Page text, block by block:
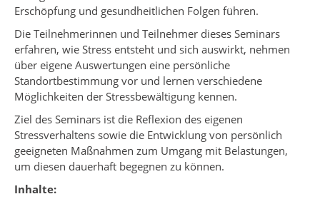
Erschöpfung und gesundheitlichen Folgen führen.
Die Teilnehmerinnen und Teilnehmer dieses Seminars
erfahren, wie Stress entsteht und sich auswirkt, nehmen
über eigene Auswertungen eine persönliche
Standortbestimmung vor und lernen verschiedene
Möglichkeiten der Stressbewältigung kennen.
Ziel des Seminars ist die Reflexion des eigenen
Stressverhaltens sowie die Entwicklung von persönlich
geeigneten Maßnahmen zum Umgang mit Belastungen,
um diesen dauerhaft begegnen zu können.
Inhalte: